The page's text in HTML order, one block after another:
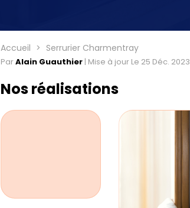
Accueil Serrurier Charmentray
ParAlain Guauthier | Mise à jour Le 25 Déc. 2023
Nos réalisations